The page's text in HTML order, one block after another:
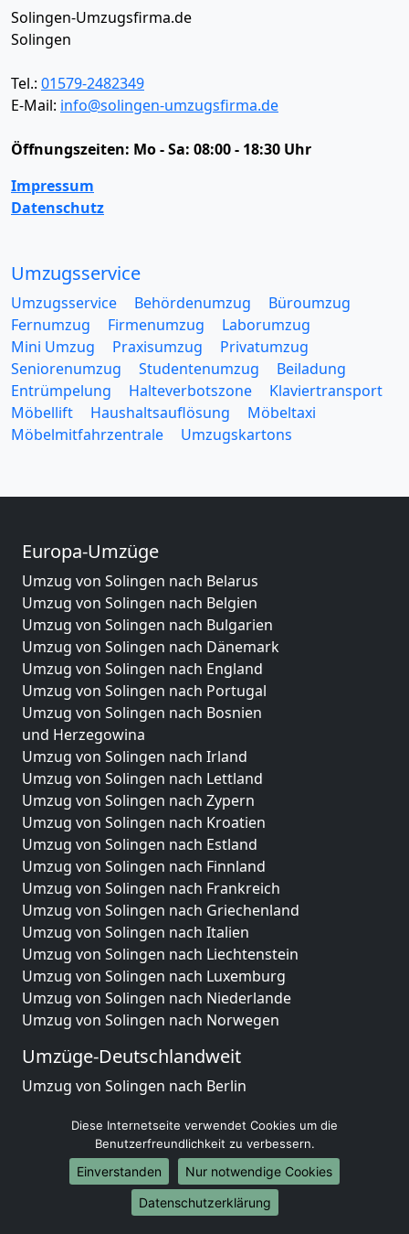
Solingen-Umzugsfirma.de
Solingen
Tel.: 01579-2482349
E-Mail: info@solingen-umzugsfirma.de
Öffnungszeiten: Mo - Sa: 08:00 - 18:30 Uhr
Impressum
Datenschutz
Umzugsservice
Umzugsservice Behördenumzug
Büroumzug
Fernumzug
Firmenumzug
Laborumzug
Mini Umzug
Praxisumzug
Privatumzug
Seniorenumzug
Studentenumzug
Beiladung
Entrümpelung
Halteverbotszone
Klaviertransport
Möbellift
Haushaltsauflösung
Möbeltaxi
Möbelmitfahrzentrale
Umzugskartons
Europa-Umzüge
Umzug von Solingen nach Belarus
Umzug von Solingen nach Belgien
Umzug von Solingen nach Bulgarien
Umzug von Solingen nach Dänemark
Umzug von Solingen nach England
Umzug von Solingen nach Portugal
Umzug von Solingen nach Bosnien
und Herzegowina
Umzug von Solingen nach Irland
Umzug von Solingen nach Lettland
Umzug von Solingen nach Zypern
Umzug von Solingen nach Kroatien
Umzug von Solingen nach Estland
Umzug von Solingen nach Finnland
Umzug von Solingen nach Frankreich
Umzug von Solingen nach Griechenland
Umzug von Solingen nach Italien
Umzug von Solingen nach Liechtenstein
Umzug von Solingen nach Luxemburg
Umzug von Solingen nach Niederlande
Umzug von Solingen nach Norwegen
Umzüge-Deutschlandweit
Umzug von Solingen nach Berlin
Umzug von Solingen nach München
Umzug von Solingen nach Köln
Umzug von Solingen nach Frankfurt am Main
Umzug von Solingen nach Stuttgart
Umzug von Solingen nach Düsseldorf
Diese Internetseite verwendet Cookies um die
Benutzerfreundlichkeit zu verbessern.
Einverstanden
Nur notwendige Cookies
Datenschutzerklärung